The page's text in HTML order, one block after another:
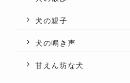
犬の親子
犬の鳴き声
甘えん坊な犬